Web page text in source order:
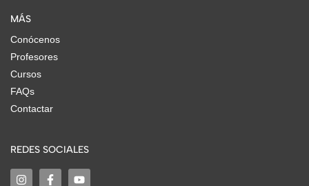
MÁS
Conócenos
Profesores
Cursos
FAQs
Contactar
REDES SOCIALES